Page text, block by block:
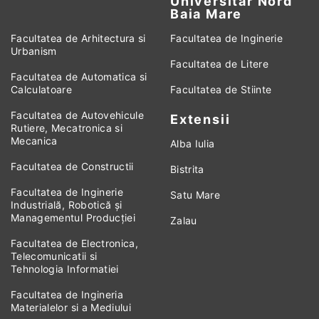
Baia Mare
Facultatea de Arhitectura si
Urbanism
Facultatea de Automatica si
Calculatoare
Facultatea de Autovehicule
Rutiere, Mecatronica si
Mecanica
Facultatea de Constructii
Facultatea de Inginerie
Industrială, Robotică și
Managementul Producției
Facultatea de Electronica,
Telecomunicatii si
Tehnologia Informatiei
Facultatea de Ingineria
Materialelor si a Mediului
Facultatea de Inginerie
Facultatea de Litere
Facultatea de Stiinte
Extensii
Alba Iulia
Bistrita
Satu Mare
Zalau